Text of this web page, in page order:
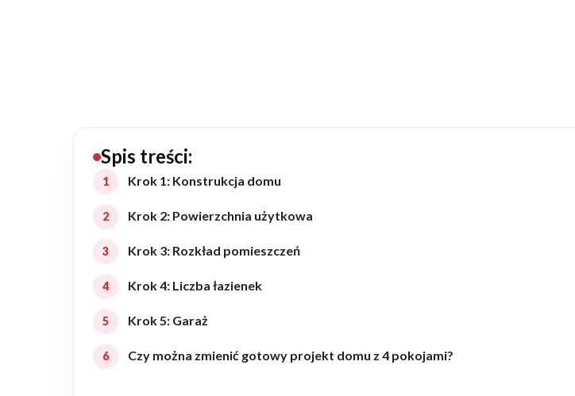
Rezydencje
Rozbudowa
Remonty
Budynki biurowe
Realizacje
Spis treści:
Krok 1: Konstrukcja domu
Krok 2: Powierzchnia użytkowa
Krok 3: Rozkład pomieszczeń
Krok 4: Liczba łazienek
Krok 5: Garaż
Czy można zmienić gotowy projekt domu z 4 pokojami?